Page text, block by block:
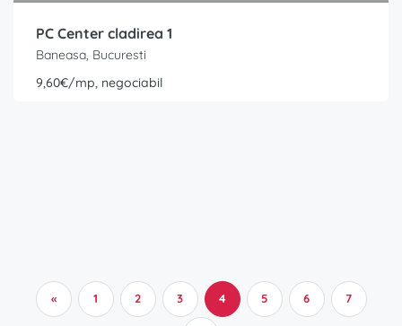
PC Center cladirea 1
Baneasa, Bucuresti
9,60€/mp, negociabil
« 1 2 3 4 5 6 7